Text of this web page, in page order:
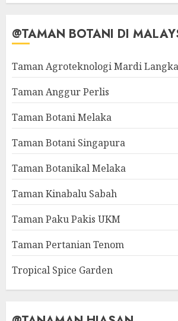
@TAMAN BOTANI DI
Taman Agroteknologi Mardi
Taman Anggur Perlis
Taman Botani Melaka
Taman Botani Singapura
Taman Botanikal Melaka
Taman Kinabalu Sabah
Taman Paku Pakis UKM
Taman Pertanian Tenom
Tropical Spice Garden